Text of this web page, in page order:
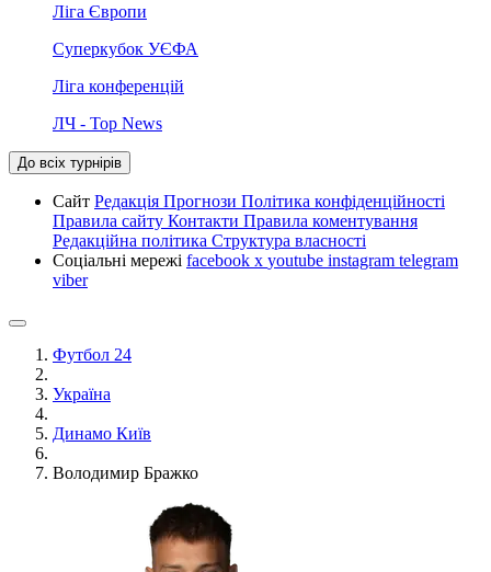
Ліга Європи
Суперкубок УЄФА
Ліга конференцій
ЛЧ - Top News
До всіх турнірів
Сайт Редакція Прогнози Політика конфіденційності
Правила сайту Контакти Правила коментування
Редакційна політика Структура власності
Соціальні мережі facebook x youtube instagram telegram
viber
Футбол 24
Україна
Динамо Київ
Володимир Бражко